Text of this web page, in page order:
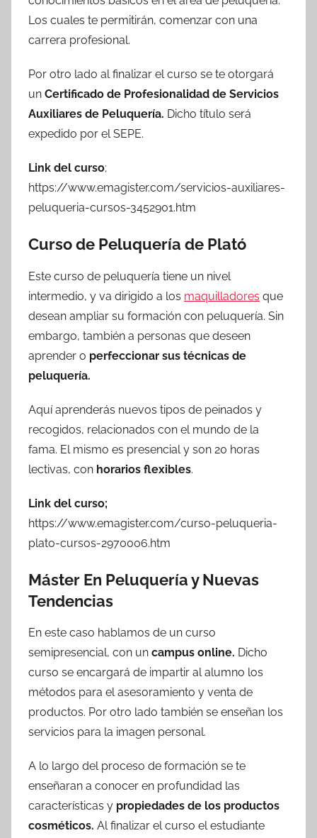
Los cuales te permitirán, comenzar con una
carrera profesional.
Por otro lado al finalizar el curso se te otorgará
un Certificado de Profesionalidad de Servicios
Auxiliares de Peluquería. Dicho título será
expedido por el SEPE.
Link del curso;
https://www.emagister.com/servicios-auxiliares-
peluqueria-cursos-3452901.htm
Curso de Peluquería de Plató
Este curso de peluquería tiene un nivel
intermedio, y va dirigido a los maquilladores que
desean ampliar su formación con peluquería. Sin
embargo, también a personas que deseen
aprender o perfeccionar sus técnicas de
peluquería.
Aquí aprenderás nuevos tipos de peinados y
recogidos, relacionados con el mundo de la
fama. El mismo es presencial y son 20 horas
lectivas, con horarios flexibles.
Link del curso;
https://www.emagister.com/curso-peluqueria-
plato-cursos-2970006.htm
Máster En Peluquería y Nuevas
Tendencias
En este caso hablamos de un curso
semipresencial, con un campus online. Dicho
curso se encargará de impartir al alumno los
métodos para el asesoramiento y venta de
productos. Por otro lado también se enseñan los
servicios para la imagen personal.
A lo largo del proceso de formación se te
enseñaran a conocer en profundidad las
características y propiedades de los productos
cosméticos. Al finalizar el curso el estudiante